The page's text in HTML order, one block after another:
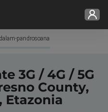
pandrosoana
3G / 4G / 5G
County,
Etazonia